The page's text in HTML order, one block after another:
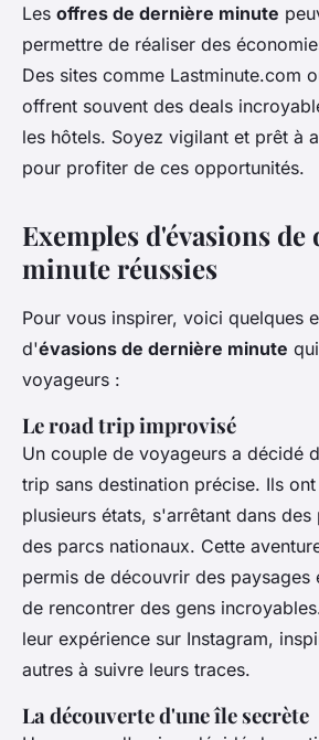
Les offres de dernière minute
permettre de réaliser des
Des sites comme Lastminute.com
offrent souvent des deals
les hôtels. Soyez vigilant et prêt à
pour profiter de ces opportunités.
Exemples d'évasions
minute réussies
Pour vous inspirer, voici quelques
d'évasions de dernière minute
voyageurs :
Le road trip improvisé
Un couple de voyageurs a décidé
trip sans destination précise. Ils
plusieurs états, s'arrêtant dans
des parcs nationaux. Cette
permis de découvrir des paysages
de rencontrer des gens
leur expérience sur Instagram,
autres à suivre leurs traces.
La découverte d'une île secrète